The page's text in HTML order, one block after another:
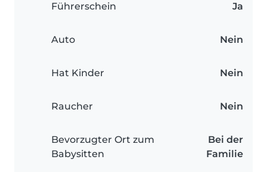
Führerschein Ja
Auto Nein
Hat Kinder Nein
Raucher Nein
Bevorzugter Ort zum
Babysitten
Bei der
Familie